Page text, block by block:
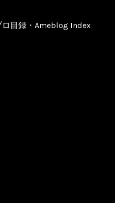
ロ目録・Ameblog Index